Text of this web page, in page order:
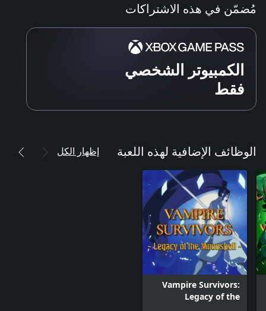
مُضمّن في هذه الاشتراكات
الكمبيوتر الشخصي
فقط
الوظائف الإضافية لهذه اللعبة إظهار الكل
Vampire Survivors:
Legacy of the